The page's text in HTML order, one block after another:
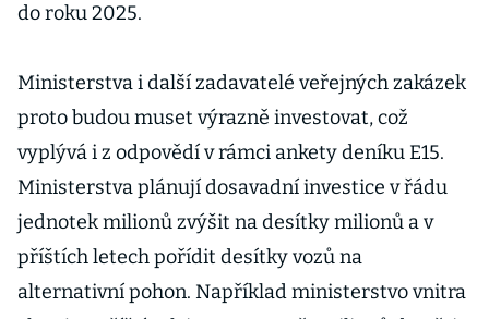
do roku 2025.
Ministerstva i další zadavatelé veřejných zakázek
proto budou muset výrazně investovat, což
vyplývá i z odpovědí v rámci ankety deníku E15.
Ministerstva plánují dosavadní investice v řádu
jednotek milionů zvýšit na desítky milionů a v
příštích letech pořídit desítky vozů na
alternativní pohon. Například ministerstvo vnitra